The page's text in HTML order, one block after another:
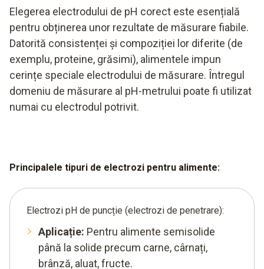
Elegerea electrodului de pH corect este esențială
pentru obținerea unor rezultate de măsurare fiabile.
Datorită consistenței și compoziției lor diferite (de
exemplu, proteine, grăsimi), alimentele impun
cerințe speciale electrodului de măsurare. Întregul
domeniu de măsurare al pH-metrului poate fi utilizat
numai cu electrodul potrivit.
Principalele tipuri de electrozi pentru alimente:
Electrozi pH de puncție (electrozi de penetrare):
Aplicație: Pentru alimente semisolide
până la solide precum carne, cârnați,
brânză, aluat, fructe.